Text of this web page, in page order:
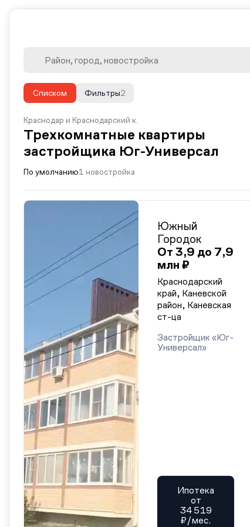
Списком 2
Фильтры
Краснодар и Краснодарский к.
Трехкомнатные квартиры
застройщика Юг-Универсал
По умолчанию1 новостройка
Южный
Городок
От 3,9 до 7,9
млн ₽
Краснодарский
край, Каневской
район, Каневская
ст-ца
Застройщик «Юг-
Универсал»
Ипотека
от
34 519
₽/мес.